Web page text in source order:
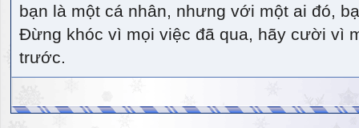
bạn là một cá nhân, nhưng với một ai đó,
Đừng khóc vì mọi việc đã qua, hãy cười vì
trước.